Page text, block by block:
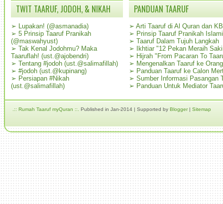
TWIT TAARUF, JODOH, & NIKAH
➢ Lupakan! (@asmanadia)
➢ 5 Prinsip Taaruf Pranikah
(@maswahyust)
➢ Tak Kenal Jodohmu? Maka
Taaruflah! (ust.@ajobendri)
➢ Tentang #jodoh (ust.@salimafillah)
➢ #jodoh (ust.@kupinang)
➢ Persiapan #Nikah
(ust.@salimafillah)
PANDUAN TAARUF
➢ Arti Taaruf di Al Quran dan
➢ Prinsip Taaruf Pranikah Islami
➢ Taaruf Dalam Tujuh Langkah
➢
Ikhtiar "12 Pekan Meraih
➢ Hijrah "From Pacaran To
➢ Mengenalkan Taaruf ke
➢ Panduan Taaruf ke Calon
➢ Sumber Informasi Pasangan
➢ Panduan Untuk Mediator
.:: Rumah Taaruf myQuran ::. Published in Jan-2014 | Supported by Blogger| Sitemap